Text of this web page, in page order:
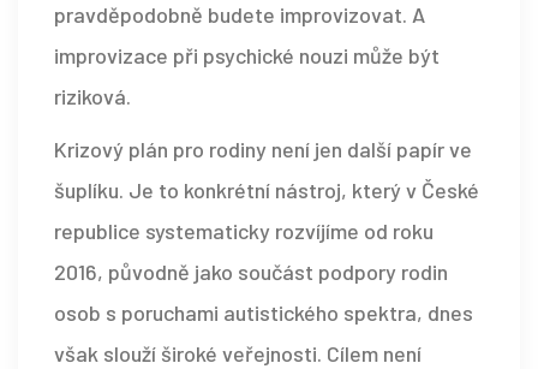
pravděpodobně budete improvizovat. A
improvizace při psychické nouzi může být
riziková.
Krizový plán pro rodiny není jen další papír ve
šuplíku. Je to konkrétní nástroj, který v České
republice systematicky rozvíjíme od roku
2016, původně jako součást podpory rodin
osob s poruchami autistického spektra, dnes
však slouží široké veřejnosti. Cílem není